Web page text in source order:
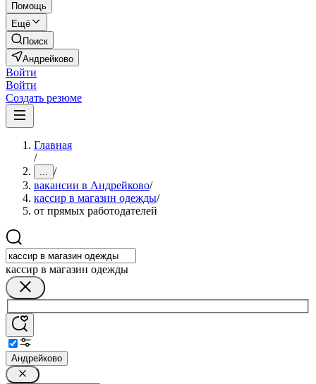
Помощь
Ещё
Поиск
Андрейково
Войти
Войти
Создать резюме
Главная
/
... /
вакансии в Андрейково/
кассир в магазин одежды/
от прямых работодателей
кассир в магазин одежды
Андрейково